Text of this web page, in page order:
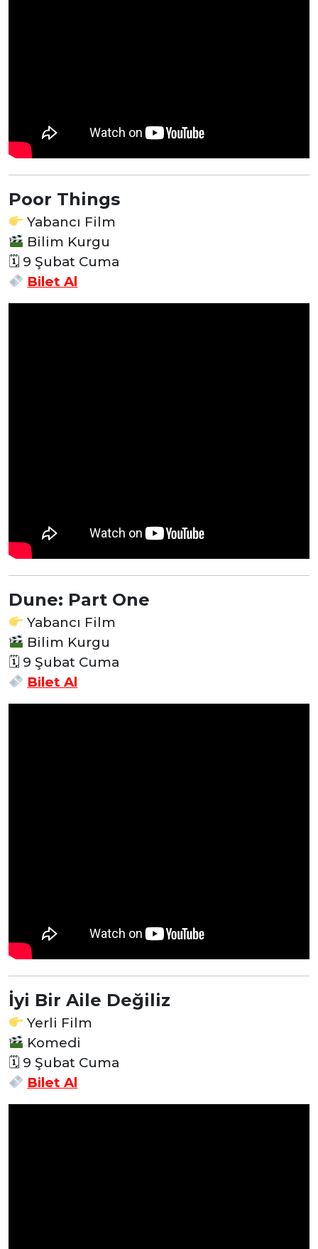
Poor Things
Yabancı Film
Bilim Kurgu
🗓 9 Şubat Cuma
Bilet Al
Dune: Part One
Yabancı Film
Bilim Kurgu
🗓 9 Şubat Cuma
Bilet Al
İyi Bir Aile Değiliz
Yerli Film
Komedi
🗓 9 Şubat Cuma
Bilet Al